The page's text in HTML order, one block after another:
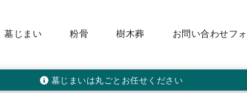
墓じまい 粉骨 樹木葬
お問い合わせフ
墓じまいは丸ごとお任せください